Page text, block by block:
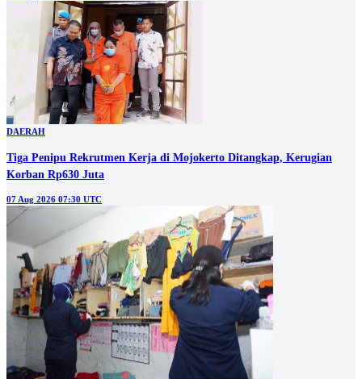
DAERAH
Tiga Penipu Rekrutmen Kerja di Mojokerto Ditangkap, Kerugian
Korban Rp630 Juta
07 Aug 2026 07:30 UTC